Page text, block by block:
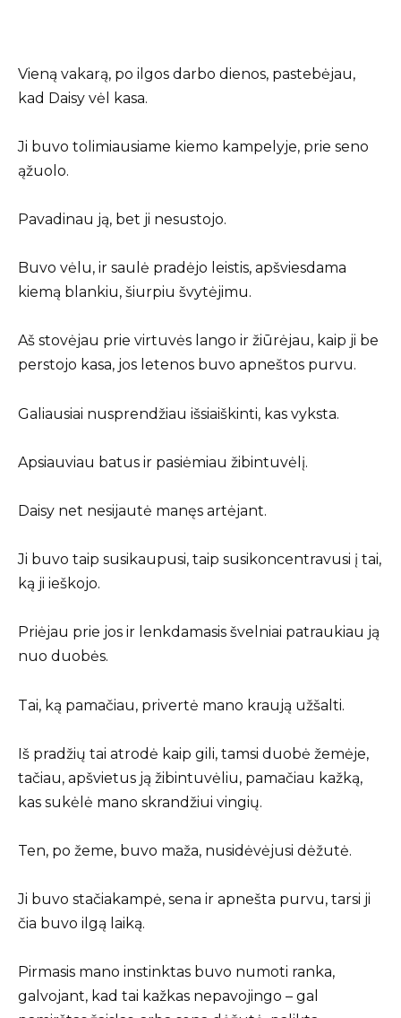
Vieną vakarą, po ilgos darbo dienos, pastebėjau,
kad Daisy vėl kasa.
Ji buvo tolimiausiame kiemo kampelyje, prie seno
ąžuolo.
Pavadinau ją, bet ji nesustojo.
Buvo vėlu, ir saulė pradėjo leistis, apšviesdama
kiemą blankiu, šiurpiu švytėjimu.
Aš stovėjau prie virtuvės lango ir žiūrėjau, kaip ji be
perstojo kasa, jos letenos buvo apneštos purvu.
Galiausiai nusprendžiau išsiaiškinti, kas vyksta.
Apsiauviau batus ir pasiėmiau žibintuvėlį.
Daisy net nesijautė manęs artėjant.
Ji buvo taip susikaupusi, taip susikoncentravusi į tai,
ką ji ieškojo.
Priėjau prie jos ir lenkdamasis švelniai patraukiau ją
nuo duobės.
Tai, ką pamačiau, privertė mano kraują užšalti.
Iš pradžių tai atrodė kaip gili, tamsi duobė žemėje,
tačiau, apšvietus ją žibintuvėliu, pamačiau kažką,
kas sukėlė mano skrandžiui vingių.
Ten, po žeme, buvo maža, nusidėvėjusi dėžutė.
Ji buvo stačiakampė, sena ir apnešta purvu, tarsi ji
čia buvo ilgą laiką.
Pirmasis mano instinktas buvo numoti ranka,
galvojant, kad tai kažkas nepavojingo – gal